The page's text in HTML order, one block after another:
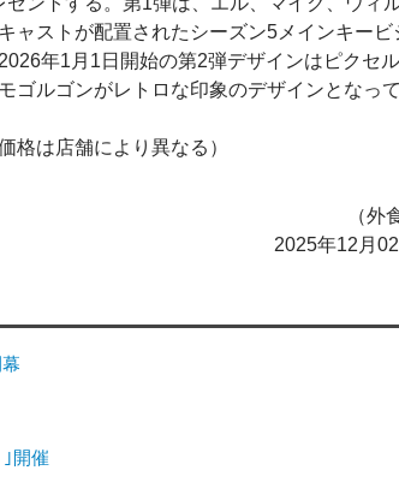
ャストが配置されたシーズン5メインキービ
年1月1日開始の第2弾デザインはピクセ
ゴルゴンがレトロな印象のデザインとなっ
格は店舗により異なる）
（外
2025年12月
開催